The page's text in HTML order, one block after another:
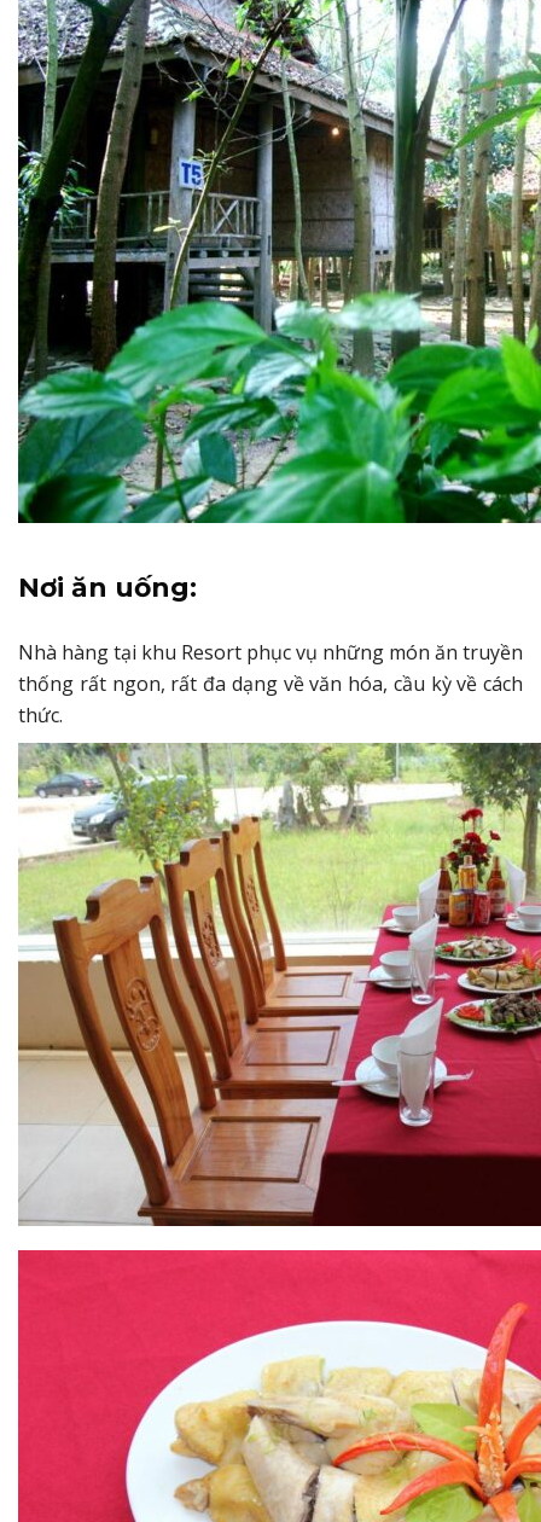
Nơi ăn uống:
Nhà hàng tại khu Resort phục vụ những món ăn truyền
thống rất ngon, rất đa dạng về văn hóa, cầu kỳ về cách
thức.